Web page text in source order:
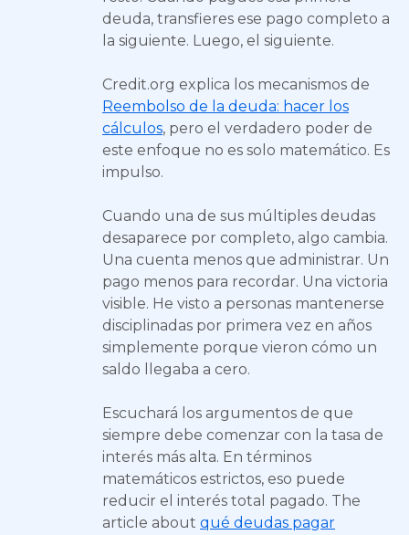
deuda, transfieres ese pago completo a
la siguiente. Luego, el siguiente.
Credit.org explica los mecanismos de
Reembolso de la deuda: hacer los
cálculos, pero el verdadero poder de
este enfoque no es solo matemático. Es
impulso.
Cuando una de sus múltiples deudas
desaparece por completo, algo cambia.
Una cuenta menos que administrar. Un
pago menos para recordar. Una victoria
visible. He visto a personas mantenerse
disciplinadas por primera vez en años
simplemente porque vieron cómo un
saldo llegaba a cero.
Escuchará los argumentos de que
siempre debe comenzar con la tasa de
interés más alta. En términos
matemáticos estrictos, eso puede
reducir el interés total pagado. The
article about qué deudas pagar